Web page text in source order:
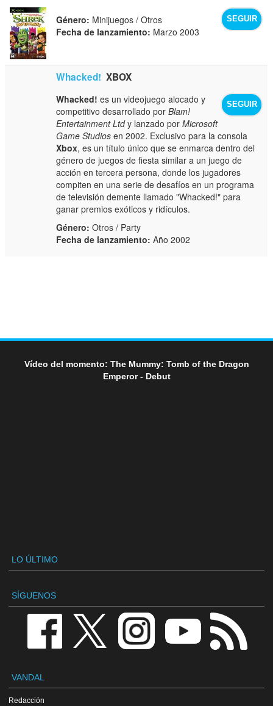
SEGUIR
Género: Minijuegos / Otros
Fecha de lanzamiento: Marzo 2003
Whacked! XBOX
SEGUIR
Whacked! es un videojuego alocado y
competitivo desarrollado porBlam!
Entertainment Ltdy lanzado porMicrosoft
Game Studios en 2002. Exclusivo para la consola
Xbox, es un título único que se enmarca dentro del
género de juegos de fiesta similar a un juego de
acción en tercera persona, donde los jugadores
compiten en una serie de desafíos en un programa
de televisión demente llamado "Whacked!" para
ganar premios exóticos y ridículos.
Género: Otros / Party
Fecha de lanzamiento: Año 2002
Vídeo del momento: The Mummy: Tomb of the Dragon
Emperor - Debut
LO ÚLTIMO
SÍGUENOS
VANDAL
Redacción